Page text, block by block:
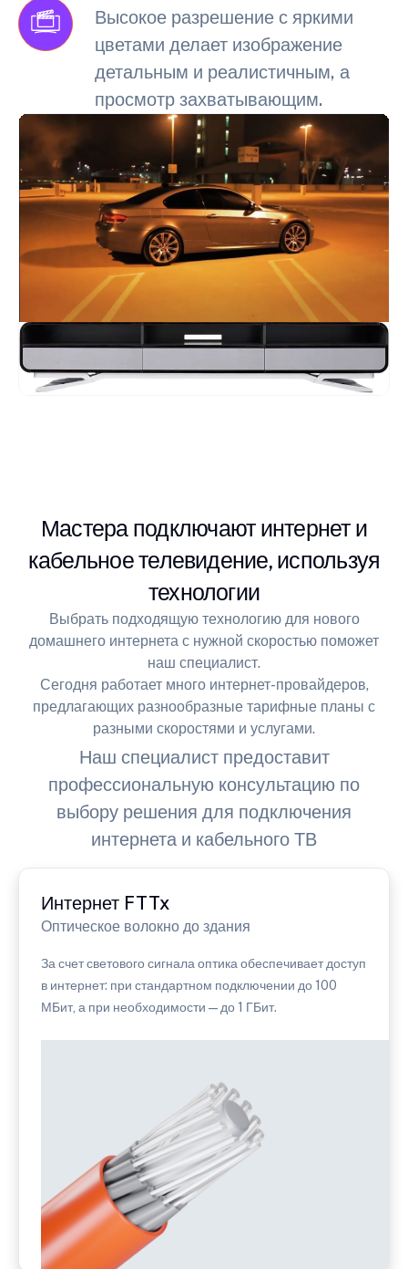
Высокое разрешение с яркими
цветами делает изображение
детальным и реалистичным, а
просмотр захватывающим.
Мастера подключают интернет и
кабельное телевидение, используя
технологии
Выбрать подходящую технологию для нового
домашнего интернета с нужной скоростью поможет
наш специалист.
Сегодня работает много интернет-провайдеров,
предлагающих разнообразные тарифные планы с
разными скоростями и услугами.
Наш специалист предоставит
профессиональную консультацию по
выбору решения для подключения
интернета и кабельного ТВ
Интернет FTTx
Оптическое волокно до здания
За счет светового сигнала оптика обеспечивает доступ
в интернет: при стандартном подключении до 100
МБит, а при необходимости — до 1 ГБит.